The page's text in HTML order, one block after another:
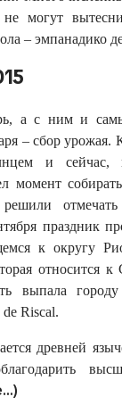
могут
– эмпанадико
а с ним и
– сбор урожая.
и сейчас,
момент
праздник
к округу
относится
выпала
Riscal.
древней